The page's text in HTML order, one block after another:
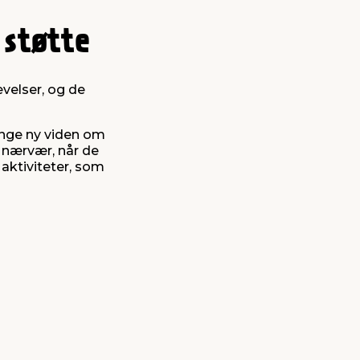
og de
ny viden om
når de
som